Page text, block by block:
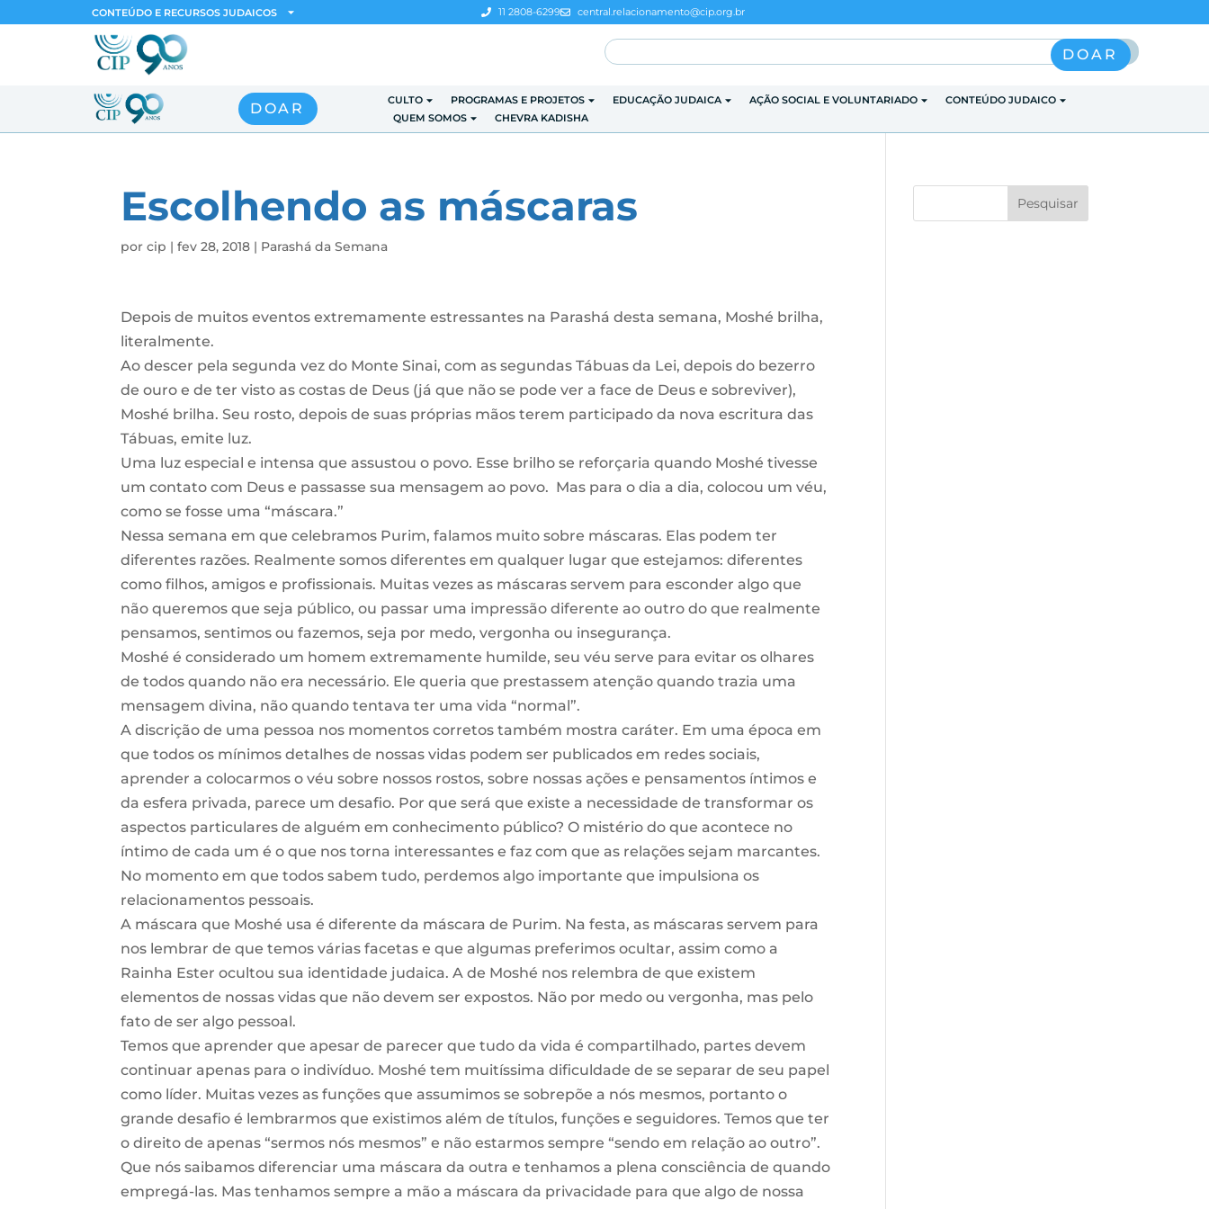
CONTEÚDO E RECURSOS JUDAICOS 11 2808-6299 central.relacionamento@cip.org.br
Pesquisar
DOAR
DOAR CULTO PROGRAMAS E PROJETOS EDUCAÇÃO JUDAICA AÇÃO SOCIAL E VOLUNTARIADO
CONTEÚDO JUDAICO
QUEM SOMOS
CHEVRA KADISHA
Escolhendo as máscaras
porcip |fev 28, 2018 | Parashá da Semana
Depois de muitos eventos extremamente estressantes na Parashá desta semana, Moshé brilha,
literalmente.
Ao descer pela segunda vez do Monte Sinai, com as segundas Tábuas da Lei, depois do bezerro
de ouro e de ter visto as costas de Deus (já que não se pode ver a face de Deus e sobreviver),
Moshé brilha. Seu rosto, depois de suas próprias mãos terem participado da nova escritura das
Tábuas, emite luz.
Uma luz especial e intensa que assustou o povo. Esse brilho se reforçaria quando Moshé tivesse
um contato com Deus e passasse sua mensagem ao povo. Mas para o dia a dia, colocou um véu,
como se fosse uma “máscara.”
Nessa semana em que celebramos Purim, falamos muito sobre máscaras. Elas podem ter
diferentes razões. Realmente somos diferentes em qualquer lugar que estejamos: diferentes
como filhos, amigos e profissionais. Muitas vezes as máscaras servem para esconder algo que
não queremos que seja público, ou passar uma impressão diferente ao outro do que realmente
pensamos, sentimos ou fazemos, seja por medo, vergonha ou insegurança.
Moshé é considerado um homem extremamente humilde, seu véu serve para evitar os olhares
de todos quando não era necessário. Ele queria que prestassem atenção quando trazia uma
mensagem divina, não quando tentava ter uma vida “normal”.
A discrição de uma pessoa nos momentos corretos também mostra caráter. Em uma época em
que todos os mínimos detalhes de nossas vidas podem ser publicados em redes sociais,
aprender a colocarmos o véu sobre nossos rostos, sobre nossas ações e pensamentos íntimos e
da esfera privada, parece um desafio. Por que será que existe a necessidade de transformar os
aspectos particulares de alguém em conhecimento público? O mistério do que acontece no
íntimo de cada um é o que nos torna interessantes e faz com que as relações sejam marcantes.
No momento em que todos sabem tudo, perdemos algo importante que impulsiona os
relacionamentos pessoais.
A máscara que Moshé usa é diferente da máscara de Purim. Na festa, as máscaras servem para
nos lembrar de que temos várias facetas e que algumas preferimos ocultar, assim como a
Rainha Ester ocultou sua identidade judaica. A de Moshé nos relembra de que existem
elementos de nossas vidas que não devem ser expostos. Não por medo ou vergonha, mas pelo
fato de ser algo pessoal.
Temos que aprender que apesar de parecer que tudo da vida é compartilhado, partes devem
continuar apenas para o indivíduo. Moshé tem muitíssima dificuldade de se separar de seu papel
como líder. Muitas vezes as funções que assumimos se sobrepõe a nós mesmos, portanto o
grande desafio é lembrarmos que existimos além de títulos, funções e seguidores. Temos que ter
o direito de apenas “sermos nós mesmos” e não estarmos sempre “sendo em relação ao outro”.
Que nós saibamos diferenciar uma máscara da outra e tenhamos a plena consciência de quando
empregá-las. Mas tenhamos sempre a mão a máscara da privacidade para que algo de nossa